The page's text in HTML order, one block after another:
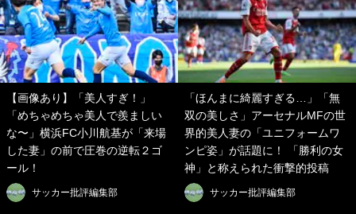
【画像あり】「美人すぎ！」
「めちゃめちゃ美人で羨ましい
な〜」横浜FC小川航基が「来場
した妻」の前で圧巻の逆転２ゴ
ール！
サッカー批評編集部
「ほんまに綺麗すぎる…」「無
双の美しさ」アーセナルMFの世
界的美人妻の「ユニフォームワ
ンピ姿」が話題に！ 「勝利の女
神」と称えられた衝撃的投稿
サッカー批評編集部